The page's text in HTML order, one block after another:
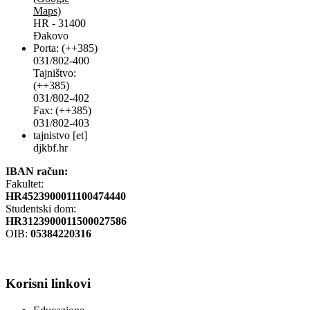
Maps)
HR - 31400
Đakovo
Porta: (++385)
031/802-400
Tajništvo:
(++385)
031/802-402
Fax: (++385)
031/802-403
tajnistvo [et]
djkbf.hr
IBAN račun:
Fakultet:
HR4523900011100474440
Studentski dom:
HR3123900011500027586
OIB: 05384220316
Korisni linkovi